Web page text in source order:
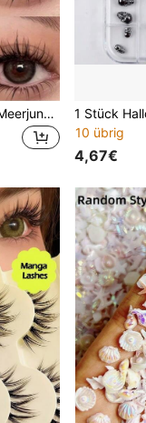
120 Cluster Klebstofffreie Meerjungfrau Künstliche Wimpern, DIY ohne Klebstoff, C-Krümmung, natürlicher Wimpernverlängerungseffekt, strahlende Augen, weich und bequem, natürlicher dicker übertriebener Meerjungfrau-Stil
10 übrig
4,67€